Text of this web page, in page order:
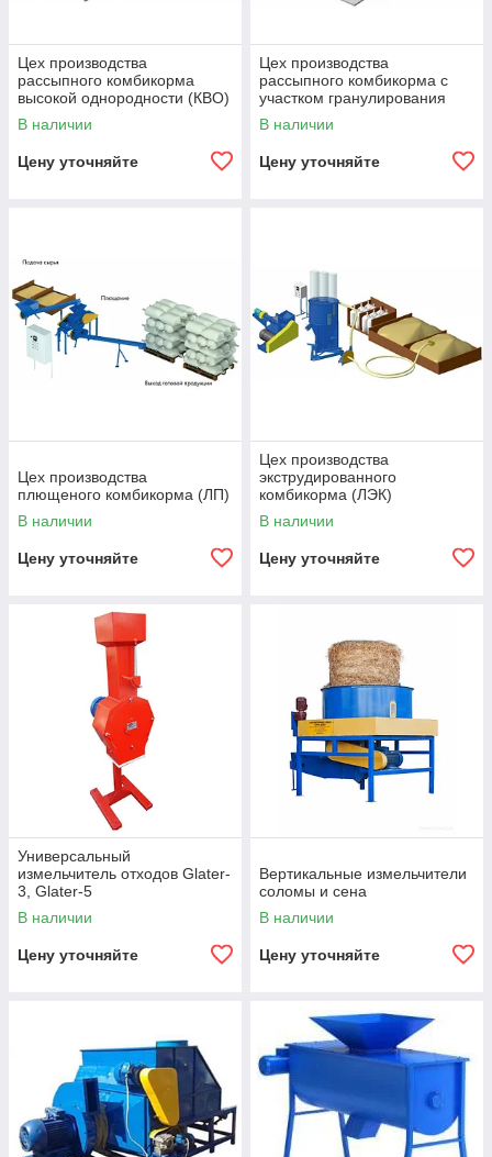
Цех производства
рассыпного комбикорма
высокой однородности (КВО)
В наличии
Цену уточняйте
Цех производства
рассыпного комбикорма с
участком гранулирования
(ККС)
В наличии
Цену уточняйте
Цех производства
плющеного комбикорма (ЛП)
В наличии
Цену уточняйте
Цех производства
экструдированного
комбикорма (ЛЭК)
В наличии
Цену уточняйте
Универсальный
измельчитель отходов Glater-
3, Glater-5
В наличии
Цену уточняйте
Вертикальные измельчители
соломы и сена
В наличии
Цену уточняйте